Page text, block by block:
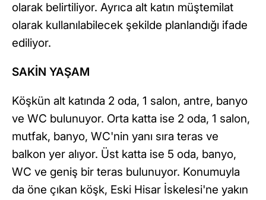
olarak belirtiliyor. Ayrıca alt katın müştemilat
olarak kullanılabilecek şekilde planlandığı ifade
ediliyor.
SAKİN YAŞAM
Köşkün alt katında 2 oda, 1 salon, antre, banyo
ve WC bulunuyor. Orta katta ise 2 oda, 1 salon,
mutfak, banyo, WC'nin yanı sıra teras ve
balkon yer alıyor. Üst katta ise 5 oda, banyo,
WC ve geniş bir teras bulunuyor. Konumuyla
da öne çıkan köşk, Eski Hisar İskelesi'ne yakın